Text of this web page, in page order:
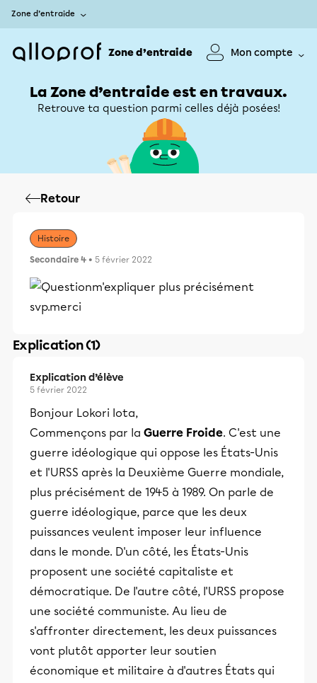
Zone d’entraide
Zone d’entraide Mon compte
La Zone d’entraide est en travaux.
Retrouve ta question parmi celles déjà posées!
Retour
Histoire
Secondaire 4 • 5 février 2022
m'expliquer plus précisément
svp.merci
Explication (1)
Explication d’élève
5 février 2022
Bonjour Lokori Iota,
Commençons par la Guerre Froide. C'est une
guerre idéologique qui oppose les États-Unis
et l'URSS après la Deuxième Guerre mondiale,
plus précisément de 1945 à 1989. On parle de
guerre idéologique, parce que les deux
puissances veulent imposer leur influence
dans le monde. D'un côté, les États-Unis
proposent une société capitaliste et
démocratique. De l'autre côté, l'URSS propose
une société communiste. Au lieu de
s'affronter directement, les deux puissances
vont plutôt apporter leur soutien
économique et militaire à d'autres États qui